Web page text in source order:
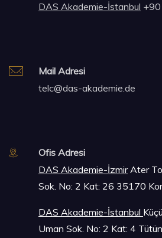
DAS Akademie-İstanbul
Mail Adresi
telc@das-akademie.de
Ofis Adresi
DAS Akademie-İzmirAter
Sok. No: 2 Kat: 26 35170
DAS Akademie-İstanbul
Uman Sok. No: 2 Kat: 4